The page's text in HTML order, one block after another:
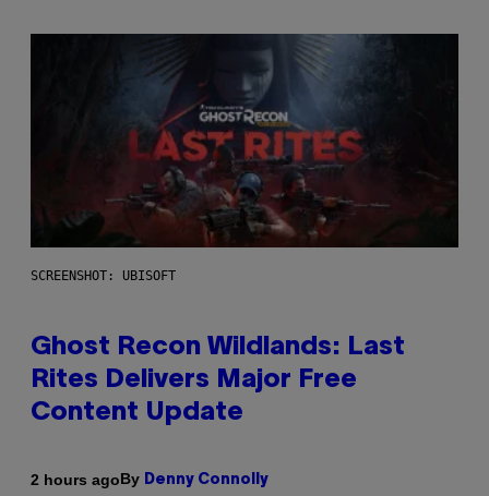
SCREENSHOT: UBISOFT
Ghost Recon Wildlands: Last
Rites Delivers Major Free
Content Update
2 hours agoBy Denny Connolly